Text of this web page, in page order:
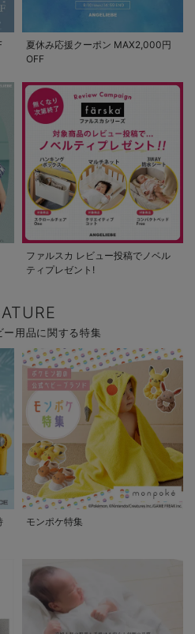
夏休み応援クーポン MAX2,000円
OFF
ファルスカ レビュー投稿でノベル
ティプレゼント!
用品に関する特集
モンポケ特集